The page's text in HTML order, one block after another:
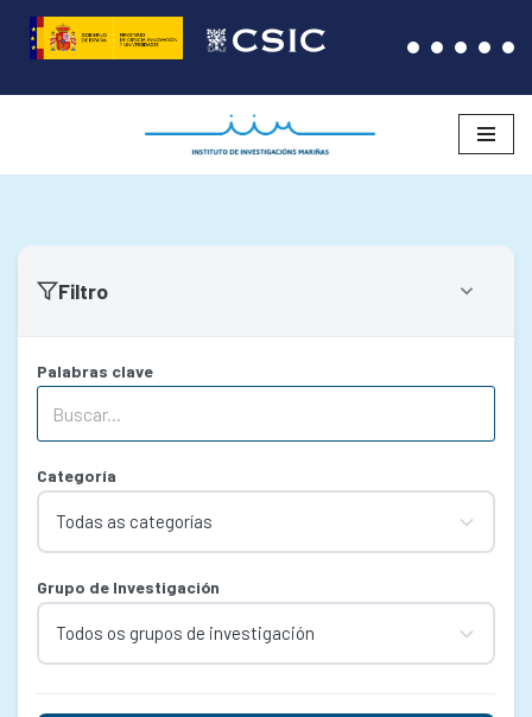
Saltar
ao
Filtro
Palabras clave
Categoría
Grupo de Investigación